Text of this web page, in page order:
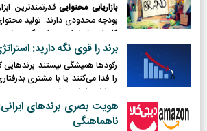
بازاریابی محتواییقدرتمندترین
بودجه محدودی دارند. تولید
کاربران، شما را به عنوان یک
می‌کند.
برند را قوی نگه دارید:
رکودها همیشگی نیستند.
را فدا می‌کنند یا با مشتری
مجازات خواهند شد.
هویت بصری برندهای
ناهماهنگی